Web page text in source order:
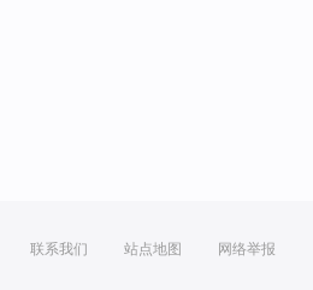
联系我们 站点地图 网络举报